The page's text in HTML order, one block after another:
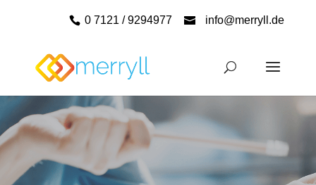
0 7121 / 9294977 info@merryll.de